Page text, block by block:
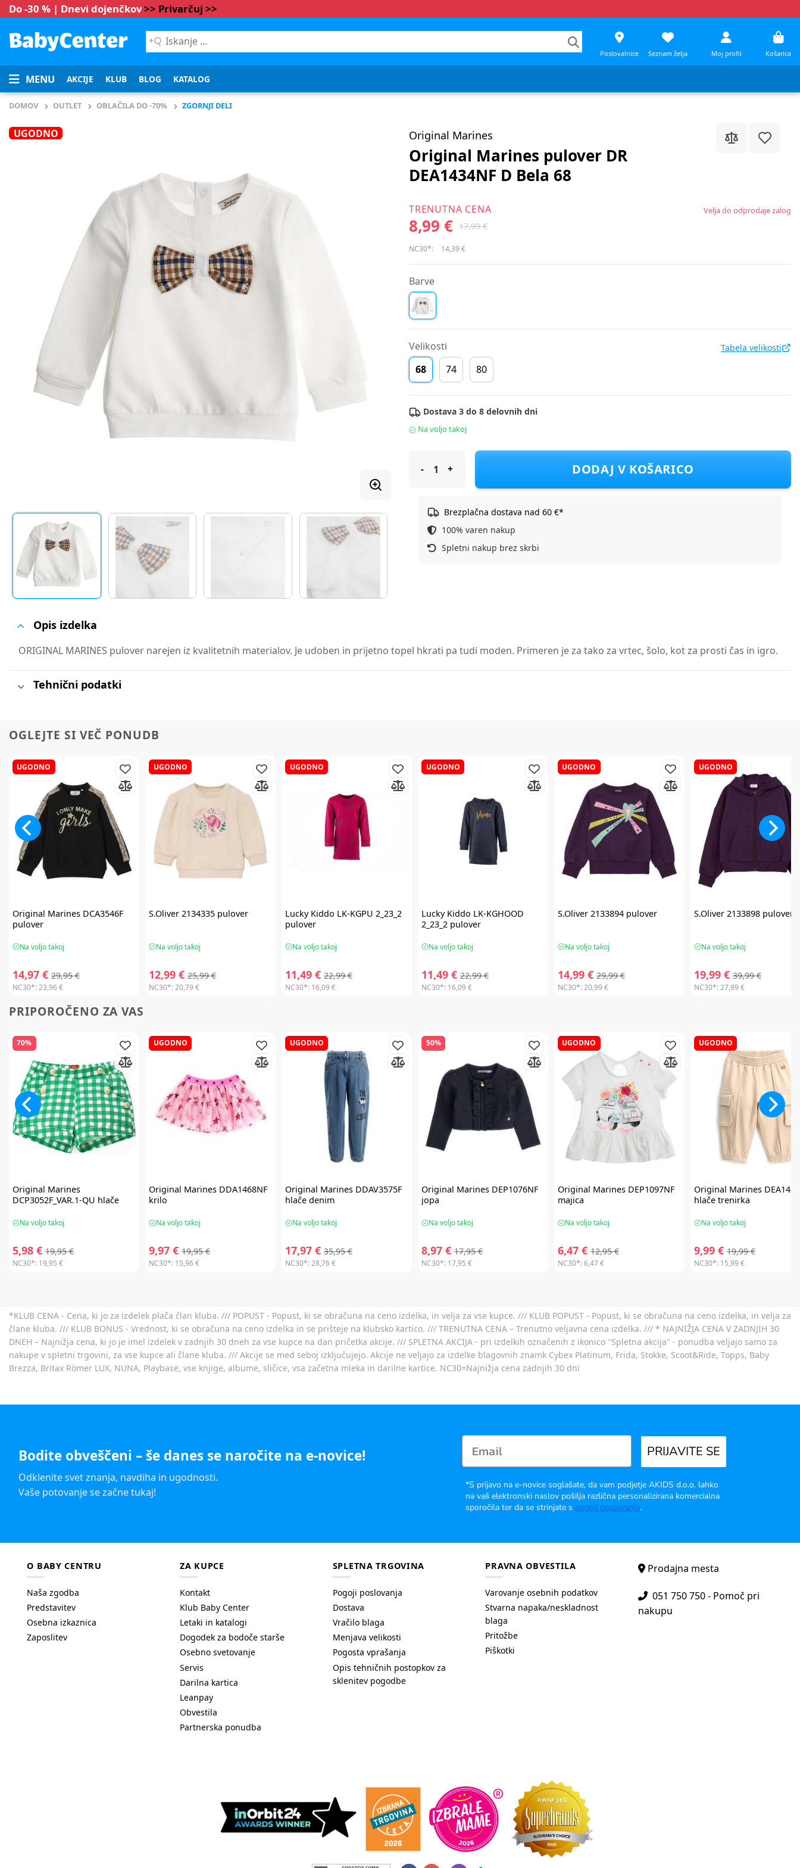
Do -30 % | Dnevi dojenčkov>> Privarčuj >>
Iskanje
...
Poslovalnice Seznam želja Moj profil Košarica
MENU AKCIJE KLUB BLOG KATALOG
DOMOV OUTLET OBLAČILA DO -70% ZGORNJI DELI
UGODNO Original Marines
Original Marines pulover DR
DEA1434NF D Bela 68
TRENUTNA CENA
8,99 € 17,99 €
Velja do odprodaje zalog
NC30*: 14,39 €
Barve
Velikosti Tabela velikosti
68 74 80
Dostava 3 do 8 delovnih dni
Na voljo takoj
Original Marines pulover DR DEA1434NF D Bela 68
DODAJ V KOŠARICO
Brezplačna dostava nad 60 €*
100% varen nakup
Spletni nakup brez skrbi
Opis izdelka
ORIGINAL MARINES pulover narejen iz kvalitetnih materialov. Je udoben in prijetno topel hkrati pa tudi moden. Primeren je za tako za vrtec, šolo, kot za prosti čas in igro.
Tehnični podatki
OGLEJTE SI VEČ PONUDB
UGODNO
Original MarinesDCA3546F
pulover
Na voljo takoj
14,97 € 29,95 €
NC30*:23,96 €
UGODNO
S.Oliver 2134335 pulover
Na voljo takoj
12,99 € 25,99 €
NC30*:20,79 €
UGODNO
Lucky Kiddo LK-KGPU 2_23_2
pulover
Na voljo takoj
11,49 € 22,99 €
NC30*: 16,09 €
UGODNO
Lucky Kiddo LK-KGHOOD
2_23_2 pulover
Na voljo takoj
11,49 € 22,99 €
NC30*: 16,09 €
UGODNO
S.Oliver2133894 pulover
Na voljo takoj
14,99 € 29,99 €
NC30*:20,99 €
UGODNO
S.Oliver 2133898 pulover
Na voljo takoj
19,99 € 39,99 €
NC30*:27,99 €
PRIPOROČENO ZA VAS
70%
Original Marines
DCP3052F_VAR.1-QU hlače
Na voljo takoj
5,98 € 19,95 €
NC30*: 19,95 €
UGODNO
Original Marines DDA1468NF
krilo
Na voljo takoj
9,97 € 19,95 €
NC30*: 15,96 €
UGODNO
Original Marines DDAV3575F
hlače denim
Na voljo takoj
17,97 € 35,95 €
NC30*:28,76 €
50%
Original Marines DEP1076NF
jopa
Na voljo takoj
8,97 € 17,95 €
NC30*: 17,95 €
UGODNO
Original MarinesDEP1097NF
majica
Na voljo takoj
6,47 € 12,95 €
NC30*:6,47 €
UGODNO
Original Marines
hlače trenirka
Na voljo takoj
9,99 € 19,99 €
NC30*: 15,99 €
*KLUB CENA - Cena, ki jo za izdelek plača član kluba. /// POPUST - Popust, ki se obračuna na ceno izdelka, in velja za vse kupce. /// KLUB POPUST - Popust, ki se obračuna na ceno izdelka, in velja za
člane kluba. /// KLUB BONUS - Vrednost, ki se obračuna na ceno izdelka in se prišteje na klubsko kartico. /// TRENUTNA CENA – Trenutno veljavna cena izdelka. /// * NAJNIŽJA CENA V ZADNJIH 30
DNEH – Najnižja cena, ki jo je imel izdelek v zadnjih 30 dneh za vse kupce na dan pričetka akcije. /// SPLETNA AKCIJA - pri izdelkih označenih z ikonico "Spletna akcija" - ponudba veljajo samo za
nakupe v spletni trgovini, za vse kupce ali člane kluba. /// Akcije se med seboj izključujejo. Akcije ne veljajo za izdelke blagovnih znamk Cybex Platinum, Frida, Stokke, Scoot&Ride, Topps, Baby
Brezza, Britax Römer LUX, NUNA, Playbase, vse knjige, albume, sličice, vsa začetna mleka in darilne kartice. NC30=Najnižja cena zadnjih 30 dni
Bodite obveščeni – še danes se naročite na e-novice!
Odklenite svet znanja, navdiha in ugodnosti.
Vaše potovanje se začne tukaj!
PRIJAVITE SE
*S prijavo na e-novice soglašate, da vam podjetje AKIDS d.o.o. lahko
na vaš elektronski naslov pošilja različna personalizirana komercialna
sporočila ter da se strinjate s pogoji poslovanja.
O BABY CENTRU
Naša zgodba
Predstavitev
Osebna izkaznica
Zaposlitev
ZA KUPCE
Kontakt
Klub Baby Center
Letaki in katalogi
Dogodek za bodoče starše
Osebno svetovanje
Servis
Darilna kartica
Leanpay
Obvestila
Partnerska ponudba
SPLETNA TRGOVINA
Pogoji poslovanja
Dostava
Vračilo blaga
Menjava velikosti
Pogosta vprašanja
Opis tehničnih postopkov za
sklenitev pogodbe
PRAVNA OBVESTILA
Varovanje osebnih podatkov
Stvarna napaka/neskladnost
blaga
Pritožbe
Piškotki
Prodajna mesta
051 750 750 - Pomoč pri
nakupu